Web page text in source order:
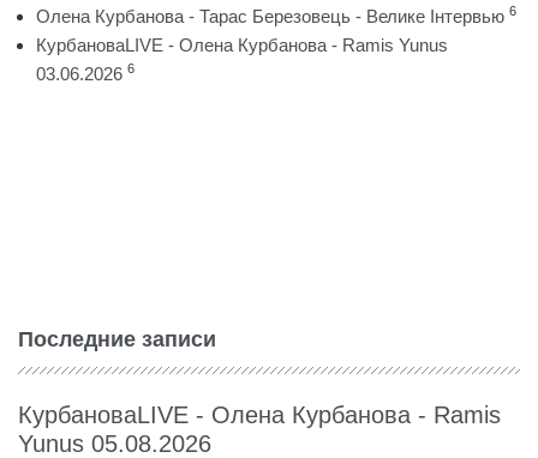
Олена Курбанова - Тарас Березовець - Велике Інтервью 6
КурбановаLIVE - Олена Курбанова - Ramis Yunus
03.06.2026 6
Последние записи
КурбановаLIVE - Олена Курбанова - Ramis
Yunus 05.08.2026